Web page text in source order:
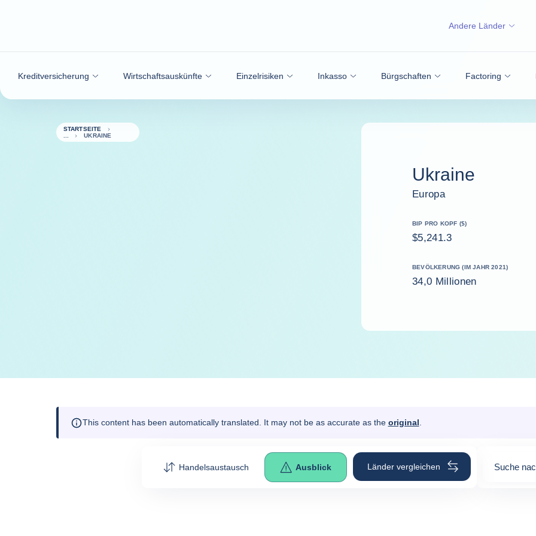
Kreditversicherung Wirtschaftsauskünfte Einzelrisiken Inkasso Bürgschaften Factoring
Andere Länder
STARTSEITE
UKRAINE
Ukraine
Europa
BIP PRO KOPF ($)
$5,241.3
BEVÖLKERUNG (IM JAHR 2021)
34,0 Millionen
This content has been automatically translated. It may not be as accurate as the original
Handelsaustausch Ausblick Länder vergleichen Suche